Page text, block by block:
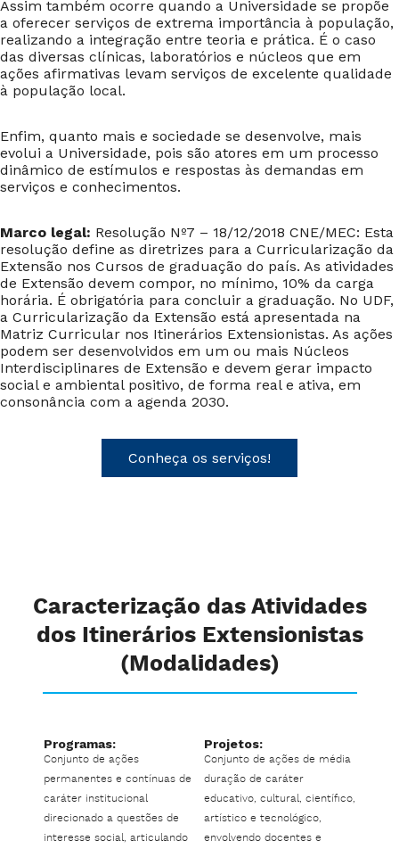
Assim também ocorre quando a Universidade se propõe
a oferecer serviços de extrema importância à população,
realizando a integração entre teoria e prática. É o caso
das diversas clínicas, laboratórios e núcleos que em
ações afirmativas levam serviços de excelente qualidade
à população local.
Enfim, quanto mais e sociedade se desenvolve, mais
evolui a Universidade, pois são atores em um processo
dinâmico de estímulos e respostas às demandas em
serviços e conhecimentos.
Marco legal: Resolução Nº7 – 18/12/2018 CNE/MEC: Esta
resolução define as diretrizes para a Curricularização da
Extensão nos Cursos de graduação do país. As atividades
de Extensão devem compor, no mínimo, 10% da carga
horária. É obrigatória para concluir a graduação. No UDF,
a Curricularização da Extensão está apresentada na
Matriz Curricular nos Itinerários Extensionistas. As ações
podem ser desenvolvidos em um ou mais Núcleos
Interdisciplinares de Extensão e devem gerar impacto
social e ambiental positivo, de forma real e ativa, em
consonância com a agenda 2030.
Conheça os serviços!
Caracterização das Atividades
dos Itinerários Extensionistas
(Modalidades)
Programas:
Conjunto de ações
permanentes e contínuas de
caráter institucional
direcionado a questões de
interesse social, articulando
Projetos:
Conjunto de ações de média
duração de caráter
educativo, cultural, científico,
artístico e tecnológico,
envolvendo docentes e